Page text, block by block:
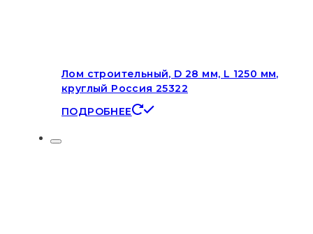
Лом строительный, D 28 мм, L 1250 мм,
круглый Россия 25322
ПОДРОБНЕЕ